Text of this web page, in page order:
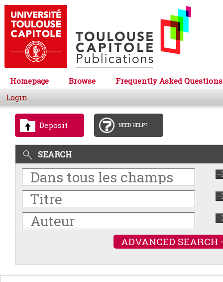
Homepage Browse
Frequently Asked Questions
Login
Deposit NEED HELP?
SEARCH
ADVANCED SEARCH